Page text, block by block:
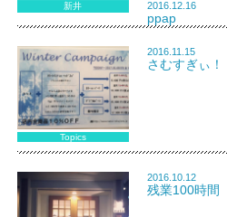
新井 2016.12.16
ppap
Topics
2016.11.15
さむすぎぃ！
2016.10.12
残業100時間